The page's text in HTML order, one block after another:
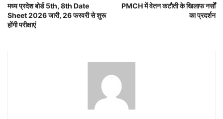
मध्य प्रदेश बोर्ड 5th, 8th Date
Sheet 2026 जारी, 26 फरवरी से शुरू
होंगी परीक्षाएं
PMCH में वेतन कटौती के खिलाफ नर्सों
का प्रदर्शन